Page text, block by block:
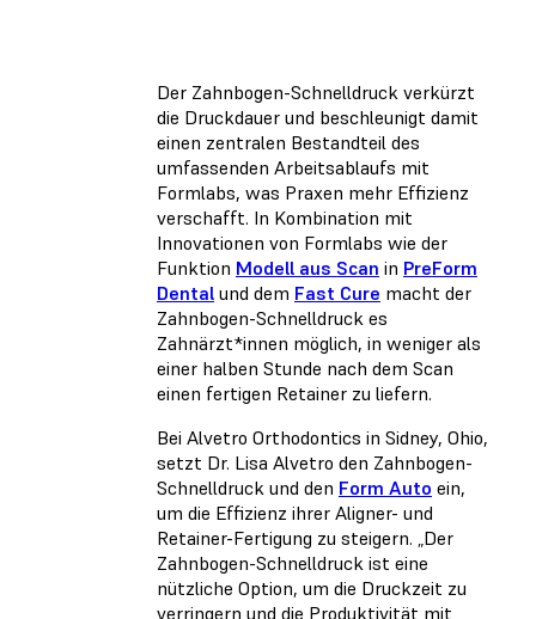
Der Zahnbogen-Schnelldruck verkürzt
die Druckdauer und beschleunigt damit
einen zentralen Bestandteil des
umfassenden Arbeitsablaufs mit
Formlabs, was Praxen mehr Effizienz
verschafft. In Kombination mit
Innovationen von Formlabs wie der
Funktion Modell aus Scan in PreForm
Dental und dem Fast Cure macht der
Zahnbogen-Schnelldruck es
Zahnärzt*innen möglich, in weniger als
einer halben Stunde nach dem Scan
einen fertigen Retainer zu liefern.
Bei Alvetro Orthodontics in Sidney, Ohio,
setzt Dr. Lisa Alvetro den Zahnbogen-
Schnelldruck und den Form Auto ein,
um die Effizienz ihrer Aligner- und
Retainer-Fertigung zu steigern. „Der
Zahnbogen-Schnelldruck ist eine
nützliche Option, um die Druckzeit zu
verringern und die Produktivität mit